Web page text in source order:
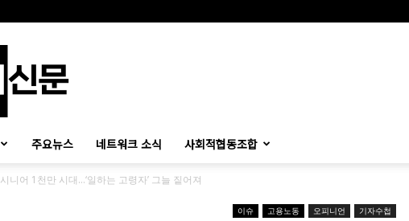
니
어
주요뉴스 네트워크 소식 사회적협동조합
시니어 1천만 시대…‘일하는 고령자’ 그늘 짙어져
이슈 고용노동 오피니언 기자수첩